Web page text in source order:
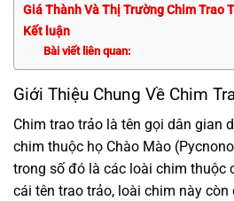
Giá Thành Và Thị Trường Chim Trao
Kết luận
Bài viết liên quan:
Giới Thiệu Chung Về Chim
Chim trao trảo là tên gọi dân gian
chim thuộc họ Chào Mào
trong số đó là các loài chim thuộc
cái tên trao trảo, loài chim này